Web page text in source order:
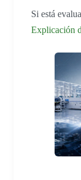
Si está
Explicación